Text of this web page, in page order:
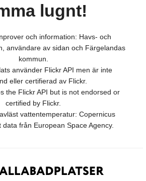
lugnt!
och information: Havs- och
användare av sidan och Färgelandas
kommun.
använder Flickr API men är inte
eller certifierad av Flickr.
the Flickr API but is not endorsed or
certified by Flickr.
vattentemperatur: Copernicus
data från European Space Agency.